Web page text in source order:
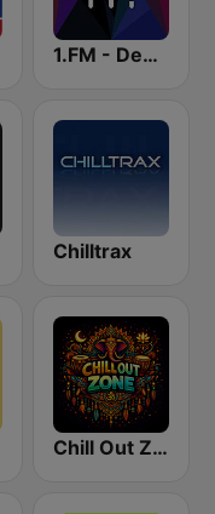
1.FM - Deep House
Chilltrax
Chill Out Zone